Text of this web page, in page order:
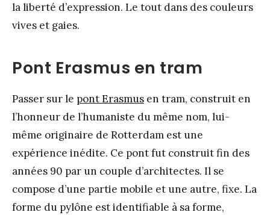
la liberté d’expression. Le tout dans des couleurs
vives et gaies.
Pont Erasmus en tram
Passer sur le pont Erasmus en tram, construit en
l’honneur de l’humaniste du même nom, lui-
même originaire de Rotterdam est une
expérience inédite. Ce pont fut construit fin des
années 90 par un couple d’architectes. Il se
compose d’une partie mobile et une autre, fixe. La
forme du pylône est identifiable à sa forme,